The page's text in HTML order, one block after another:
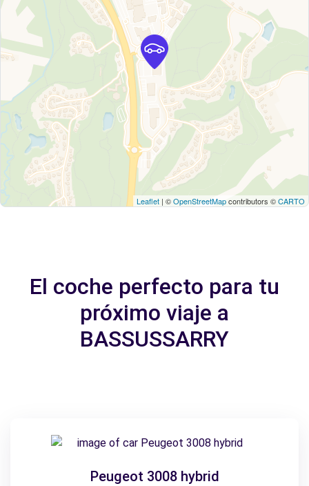
Leaflet | ©OpenStreetMapcontributors ©CARTO
El coche perfecto para tu
próximo viaje a
BASSUSSARRY
Peugeot 3008 hybrid